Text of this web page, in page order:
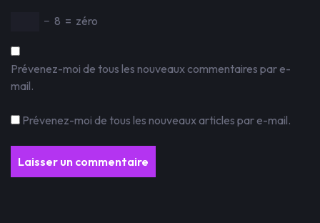
− 8 = zéro
Prévenez-moi de tous les nouveaux commentaires par e-
mail.
Prévenez-moi de tous les nouveaux articles par e-mail.